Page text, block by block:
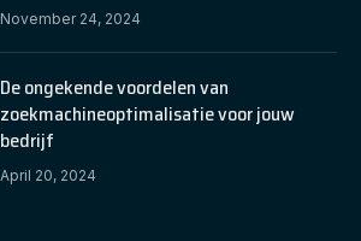
November 24, 2024
De ongekende voordelen van
zoekmachineoptimalisatie voor jouw
bedrijf
April 20, 2024